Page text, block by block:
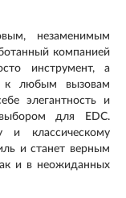
незаменимым
компанией
инструмент, а
к любым вызовам
элегантность и
выбором для EDC.
и классическому
и станет верным
и в неожиданных